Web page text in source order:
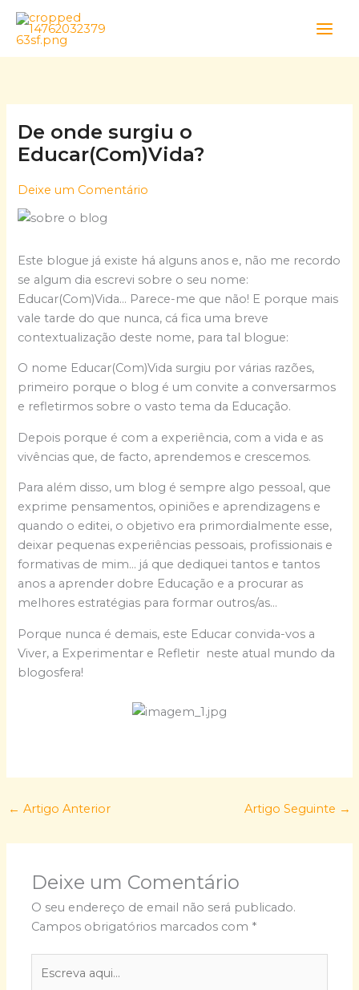
Skip
content
De onde surgiu o
Educar(Com)Vida?
Deixe um Comentário
Este blogue já existe há alguns anos e, não me recordo
se algum dia escrevi sobre o seu nome:
Educar(Com)Vida… Parece-me que não! E porque mais
vale tarde do que nunca, cá fica uma breve
contextualização deste nome, para tal blogue:
O nome Educar(Com)Vida surgiu por várias razões,
primeiro porque o blog é um convite a conversarmos
e refletirmos sobre o vasto tema da Educação.
Depois porque é com a experiência, com a vida e as
vivências que, de facto, aprendemos e crescemos.
Para além disso, um blog é sempre algo pessoal, que
exprime pensamentos, opiniões e aprendizagens e
quando o editei, o objetivo era primordialmente esse,
deixar pequenas experiências pessoais, profissionais e
formativas de mim… já que dediquei tantos e tantos
anos a aprender dobre Educação e a procurar as
melhores estratégias para formar outros/as…
Porque nunca é demais, este Educar convida-vos a
Viver, a Experimentar e Refletir neste atual mundo da
blogosfera!
← Artigo Anterior Artigo Seguinte →
Deixe um Comentário
O seu endereço de email não será publicado.
Campos obrigatórios marcados com *
aqui...